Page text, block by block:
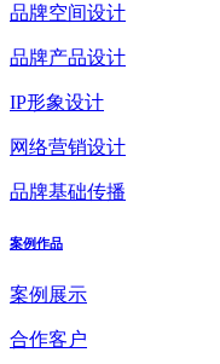
品牌空间设计
品牌产品设计
IP形象设计
网络营销设计
品牌基础传播
案例作品
案例展示
合作客户